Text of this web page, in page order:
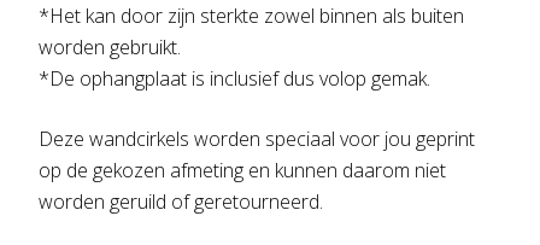
*Het kan door zijn sterkte zowel binnen als buiten
worden gebruikt.
*De ophangplaat is inclusief dus volop gemak.
Deze wandcirkels worden speciaal voor jou geprint
op de gekozen afmeting en kunnen daarom niet
worden geruild of geretourneerd.